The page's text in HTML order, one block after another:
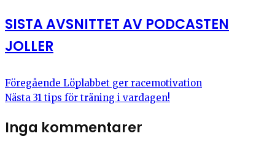
SISTA AVSNITTET AV PODCASTEN
JOLLER
Föregående Löplabbet ger racemotivation
Nästa 31 tips för träning i vardagen!
Inga kommentarer